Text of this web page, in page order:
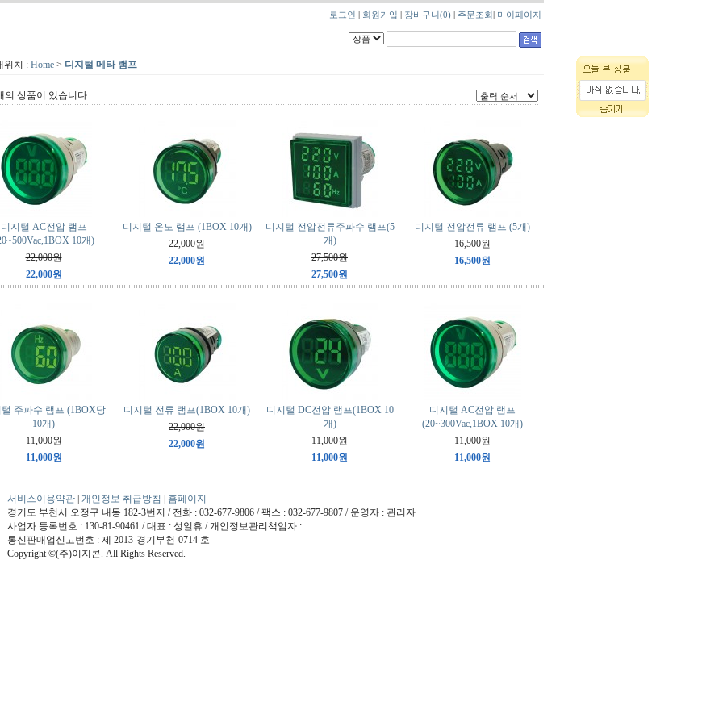
로그인 회원가입 장바구니 (0) 주문조회 마이페이지
위치 : Home > 디지털 메타 램프
의 상품이 있습니다.
디지털 AC전압 램프
10개)
22,000원
22,000원
디지털 온도 램프 (1BOX 10개)
22,000원
22,000원
디지털 전압전류주파수 램프(5
개)
27,500원
27,500원
디지털 전압전류 램프 (5개)
16,500원
16,500원
주파수 램프 (1BOX당
10개)
11,000원
11,000원
디지털 전류 램프(1BOX 10개)
22,000원
22,000원
디지털 DC전압 램프(1BOX 10
개)
11,000원
11,000원
디지털 AC전압 램프
(20~300Vac,1BOX 10개)
11,000원
11,000원
서비스이용약관 개인정보 취급방침
홈페이지
경기도 부천시 오정구 내동 182-3번지 / 전화 : 032-677-9806 / 팩스 : 032-677-9807 / 운영자 : 관리자
사업자 등록번호 : 130-81-90461 / 대표 : 성일휴 / 개인정보관리책임자 :
통신판매업신고번호 : 제 2013-경기부천-0714 호
Copyright ©(주)이지콘. All Rights Reserved.